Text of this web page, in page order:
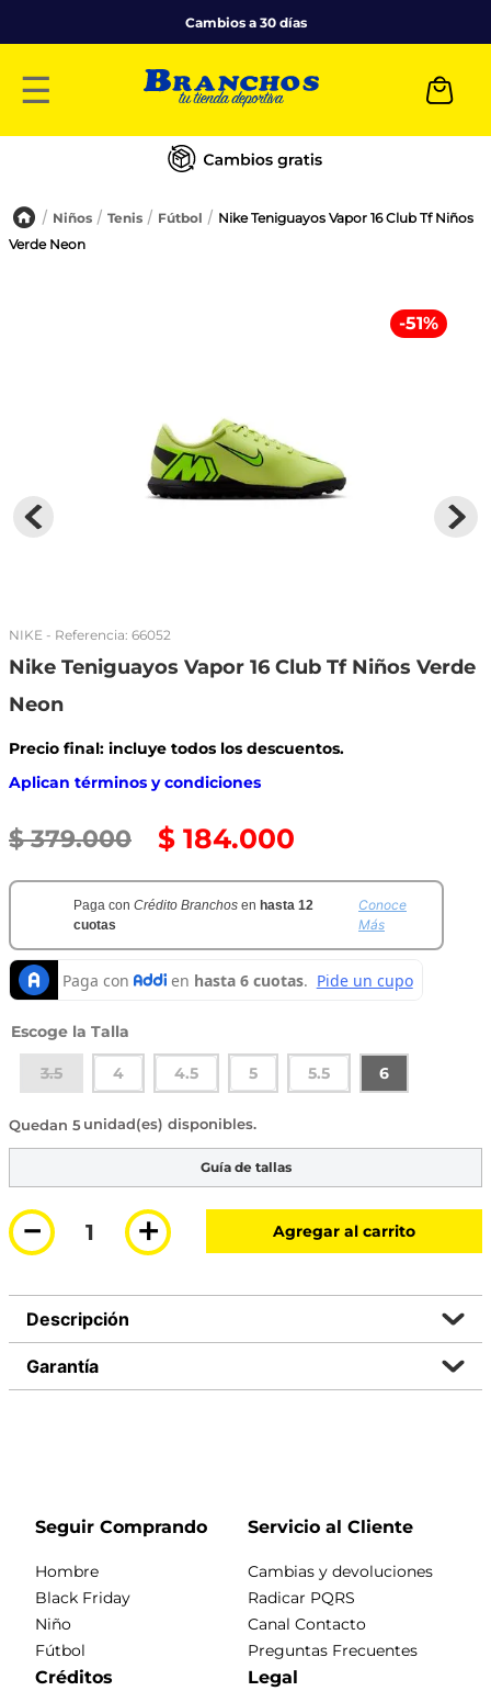
Cambios a 30 días
☰
Niños Tenis Fútbol
Nike Teniguayos Vapor 16 Club Tf Niños
Verde Neon
-51%
NIKE - Referencia: 66052
Nike Teniguayos Vapor 16 Club Tf Niños Verde
Neon
Precio final: incluye todos los descuentos.
Aplican términos y condiciones
$ 379.000 $ 184.000
Paga con Crédito Branchos en hasta 12
cuotas
Conoce
Más
Talla
3.5 4 4.5 5 5.5 6
5 disponibles
Guía de tallas
＋
－ Agregar al carrito
Descripción
Garantía
Seguir Comprando
Hombre
Black Friday
Niño
Fútbol
Servicio al Cliente
Cambias y devoluciones
Radicar PQRS
Canal Contacto
Preguntas Frecuentes
Créditos Legal